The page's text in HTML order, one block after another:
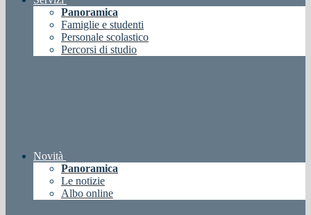
Panoramica
Famiglie e studenti
Personale scolastico
Percorsi di studio
Novità
Panoramica
Le notizie
Albo online